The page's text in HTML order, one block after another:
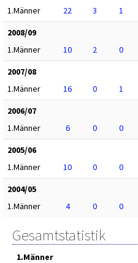
1.Männer
22 3 1
2008/09
1.Männer
10 2 0
2007/08
1.Männer
16 0 1
2006/07
1.Männer
6 0 0
2005/06
1.Männer
10 0 0
2004/05
1.Männer
4 0 0
Gesamtstatistik
1.Männer